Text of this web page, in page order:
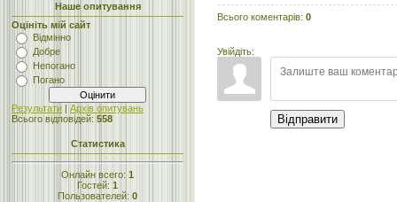
Наше опитування
Оцініть мій сайт
Відмінно
Добре
Непогано
Погано
Результати | Архів опитувань
Всього відповідей: 558
Статистика
Онлайн всего: 1
Гостей: 1
Пользователей: 0
Всього коментарів: 0
Увійдіть:
Відправити